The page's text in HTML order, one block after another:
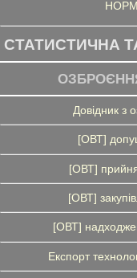
СТАТИСТИЧНА
Довідник з
[ОВТ]
[ОВТ]
[ОВТ]
[ОВТ]
Експорт